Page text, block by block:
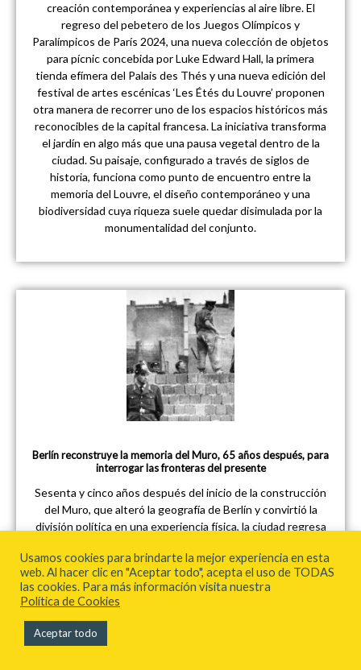
creación contemporánea y experiencias al aire libre. El
regreso del pebetero de los Juegos Olímpicos y
Paralímpicos de París 2024, una nueva colección de objetos
para pícnic concebida por Luke Edward Hall, la primera
tienda efímera del Palais des Thés y una nueva edición del
festival de artes escénicas ‘Les Étés du Louvre’ proponen
otra manera de recorrer uno de los espacios históricos más
reconocibles de la capital francesa. La iniciativa transforma
el jardín en algo más que una pausa vegetal dentro de la
ciudad. Su paisaje, configurado a través de siglos de
historia, funciona como punto de encuentro entre la
memoria del Louvre, el diseño contemporáneo y una
biodiversidad cuya riqueza suele quedar disimulada por la
monumentalidad del conjunto.
Berlín reconstruye la memoria del Muro, 65 años después, para
interrogar las fronteras del presente
Sesenta y cinco años después del inicio de la construcción
del Muro, que alteró la geografía de Berlín y convirtió la
división política en una experiencia física, la ciudad regresa
memoria histórica en experiencia urbana, creación artística
y responsabilidad política. Del 13 al 16 de agosto de 2026,
actos institucionales, exposiciones, testimonios,
conciertos, lecturas, proyecciones y recorridos
reconstruirán las consecuencias de una frontera que
separó familias, modificó el transporte, condicionó
Usamos cookies para brindarte la mejor experiencia en esta
web. Al hacer clic en "Aceptar todo", acepta el uso de TODAS
las cookies. Para más información visita nuestra
Política de Cookies
Aceptar todo